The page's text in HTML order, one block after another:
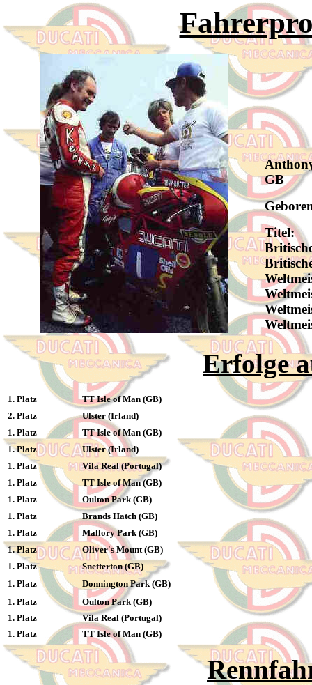
GB
Titel:
Erfolge
1. Platz
TT Isle of Man (GB)
2. Platz
Ulster (Irland)
1. Platz
TT Isle of Man (GB)
1. Platz
Ulster (Irland)
1. Platz
Vila Real (Portugal)
1. Platz
TT Isle of Man (GB)
1. Platz
Oulton Park (GB)
1. Platz
Brands Hatch (GB)
1. Platz
Mallory Park (GB)
1. Platz
Oliver's Mount (GB)
1. Platz
Snetterton (GB)
1. Platz
Donnington Park (GB)
1. Platz
Oulton Park (GB)
1. Platz
Vila Real (Portugal)
1. Platz
TT Isle of Man (GB)